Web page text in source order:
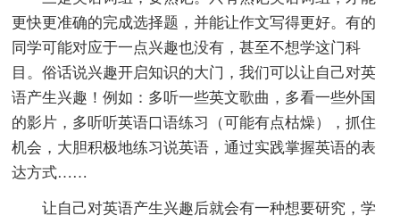
更快更准确的完成选择题，并能让作文写得更好。有的
同学可能对应于一点兴趣也没有，甚至不想学这门科
目。俗话说兴趣开启知识的大门，我们可以让自己对英
语产生兴趣！例如：多听一些英文歌曲，多看一些外国
的影片，多听听英语口语练习（可能有点枯燥），抓住
机会，大胆积极地练习说英语，通过实践掌握英语的表
达方式……
让自己对英语产生兴趣后就会有一种想要研究，学